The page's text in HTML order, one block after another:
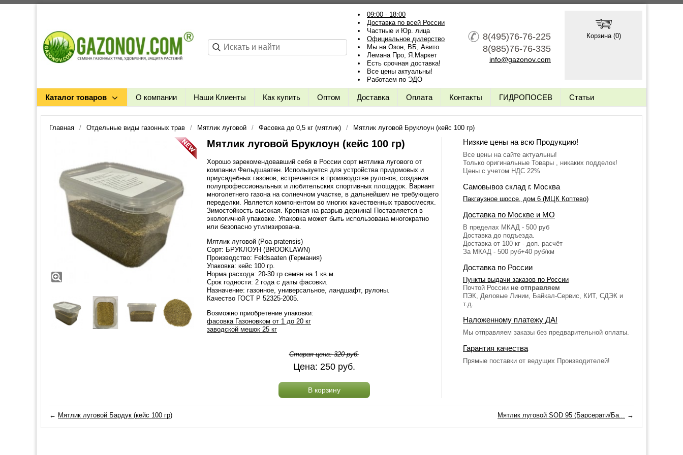
09:00 - 18:00
Доставка по всей России
Частные и Юр. лица
Официальное дилерство
Мы на Озон, ВБ, Авито
Лемана Про, Я.Маркет
Есть срочная доставка!
Все цены актуальны!
Работаем по ЭДО
8(495)76-76-225
8(985)76-76-335
info@gazonov.com
Корзина (0)
Каталог товаров О компании Наши Клиенты Как купить Оптом Доставка Оплата Контакты ГИДРОПОСЕВ Статьи
Главная Отдельные виды газонных трав Мятлик луговой Фасовка до 0,5 кг (мятлик) Мятлик луговой Бруклоун (кейс 100 гр)
Мятлик луговой Бруклоун (кейс 100 гр)
Хорошо зарекомендовавший себя в России сорт мятлика лугового от
компании Фельдшаатен. Используется для устройства придомовых и
приусадебных газонов, встречается в производстве рулонов, создания
полупрофессиональных и любительских спортивных площадок. Вариант
многолетнего газона на солнечном участке, в дальнейшем не требующего
переделки. Является компонентом во многих качественных травосмесях.
Зимостойкость высокая. Крепкая на разрыв дернина! Поставляется в
экологичной упаковке. Упаковка может быть использована многократно
или безопасно утилизирована.
Мятлик луговой (Poa pratensis)
Сорт: БРУКЛОУН (BROOKLAWN)
Производство: Feldsaaten (Германия)
Упаковка: кейс 100 гр.
Норма расхода: 20-30 гр семян на 1 кв.м.
Срок годности: 2 года с даты фасовки.
Назначение: газонное, универсальное, ландшафт, рулоны.
Качество ГОСТ Р 52325-2005.
Возможно приобретение упаковки:
фасовка Газоновком от 1 до 20 кг
заводской мешок 25 кг
Старая цена:320руб.
Цена: 250руб.
В корзину
Низкие цены на всю Продукцию!
Все цены на сайте актуальны!
Только оригинальные Товары , никаких подделок!
Цены с учетом НДС 22%
Самовывоз склад г. Москва
Пакгаузное шоссе, дом 6 (МЦК Коптево)
Доставка по Москве и МО
В пределах МКАД - 500 руб
Доставка до подъезда.
Доставка от 100 кг - доп. расчёт
За МКАД - 500 руб+40 руб/км
Доставка по России
Пункты выдачи заказов по России
Почтой России не отправляем
ПЭК, Деловые Линии, Байкал-Сервис, КИТ, СДЭК и
т.д.
Наложенному платежу ДА!
Мы отправляем заказы без предварительной оплаты.
Гарантия качества
Прямые поставки от ведущих Производителей!
← Мятлик луговой Бардук (кейс 100 гр) Мятлик луговой SOD 95 (Барсерати/Ба... →